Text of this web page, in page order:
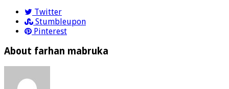
Twitter
Stumbleupon
Pinterest
About farhan mabruka